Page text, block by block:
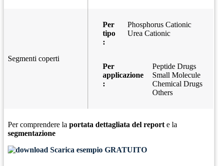
Segmenti coperti
Per
tipo
:
Phosphorus Cationic
Urea Cationic
Per
applicazione
:
Peptide Drugs
Small Molecule
Chemical Drugs
Others
Per comprendere la portata dettagliata del report e la
segmentazione
Scarica esempio GRATUITO